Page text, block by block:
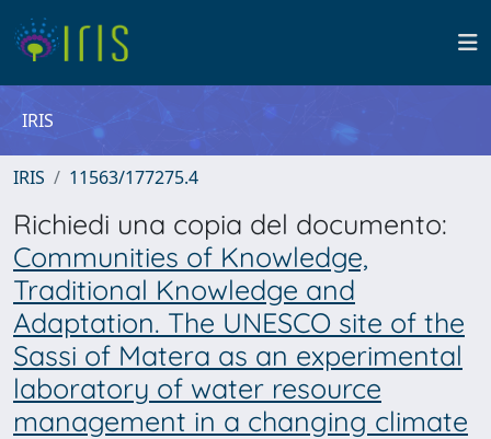
IRIS
IRIS 11563/177275.4
Richiedi una copia del documento:
Communities of Knowledge,
Traditional Knowledge and
Adaptation. The UNESCO site of the
Sassi of Matera as an experimental
laboratory of water resource
management in a changing climate